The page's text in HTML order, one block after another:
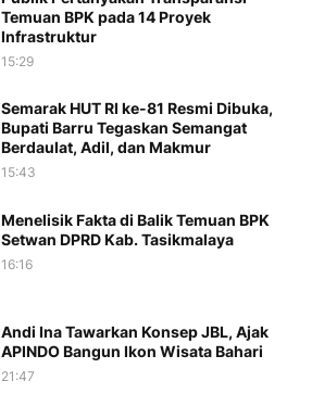
Temuan BPK pada 14 Proyek
Infrastruktur
15:29
Semarak HUT RI ke-81 Resmi Dibuka,
Bupati Barru Tegaskan Semangat
Berdaulat, Adil, dan Makmur
15:43
Menelisik Fakta di Balik Temuan BPK
Setwan DPRD Kab. Tasikmalaya
16:16
Andi Ina Tawarkan Konsep JBL, Ajak
APINDO Bangun Ikon Wisata Bahari
21:47